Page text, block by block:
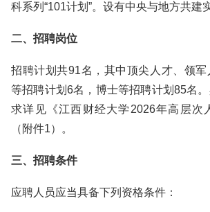
科系列“101计划”。设有中央与地方共建
二、招聘岗位
招聘计划共91名，其中顶尖人才、领军
等招聘计划6名，博士等招聘计划85名
求详见《江西财经大学2026年高层次
（附件1）。
三、招聘条件
应聘人员应当具备下列资格条件：